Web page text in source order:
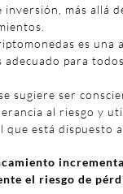
inversión, más allá
es una
adecuado para
sugiere ser
al riesgo y
que está dispuesto
incrementa
el riesgo de